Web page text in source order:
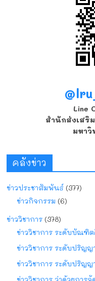
Line
สำนักส่งเสริ
มหาวิ
คลังข่าว
ข่าวประชาสัมพันธ์ (377)
ข่าวกิจกรรม (6)
ข่าววิชาการ (378)
ข่าววิชาการ ระดับบัณฑิ
ข่าววิชาการ ระดับปริญ
ข่าววิชาการ ระดับปริญ
ข่าววิชาการ ว่าด้วยการ